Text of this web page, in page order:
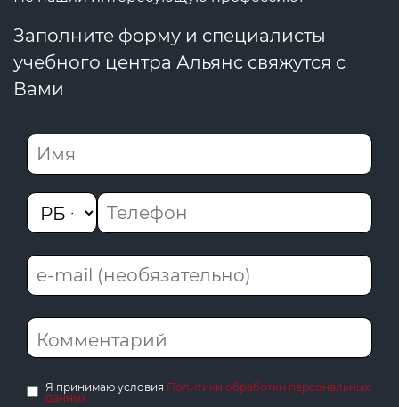
Заполните форму и специалисты
учебного центра Альянс свяжутся с
Вами
Я принимаю условия Политики обработки персональных
данных